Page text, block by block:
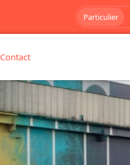
Particulier
Contact